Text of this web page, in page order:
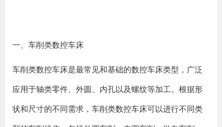
一、车削类数控车床
车削类数控车床是最常见和基础的数控车床类型，广泛
应用于轴类零件、外圆、内孔以及螺纹等加工。根据形
状和尺寸的不同需求，车削类数控车床可以进行不同类